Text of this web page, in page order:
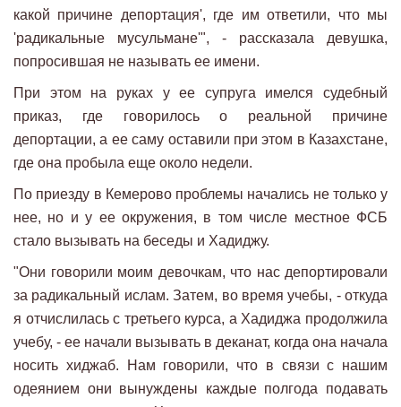
какой причине депортация', где им ответили, что мы
'радикальные мусульмане'", - рассказала девушка,
попросившая не называть ее имени.
При этом на руках у ее супруга имелся судебный
приказ, где говорилось о реальной причине
депортации, а ее саму оставили при этом в Казахстане,
где она пробыла еще около недели.
По приезду в Кемерово проблемы начались не только у
нее, но и у ее окружения, в том числе местное ФСБ
стало вызывать на беседы и Хадиджу.
"Они говорили моим девочкам, что нас депортировали
за радикальный ислам. Затем, во время учебы, - откуда
я отчислилась с третьего курса, а Хадиджа продолжила
учебу, - ее начали вызывать в деканат, когда она начала
носить хиджаб. Нам говорили, что в связи с нашим
одеянием они вынуждены каждые полгода подавать